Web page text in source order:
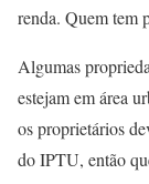
renda. Quem tem
Algumas
estejam em área
os proprietários
do IPTU, então